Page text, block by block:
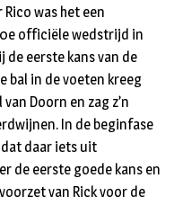
was het een
officiële wedstrijd in
de eerste kans van de
bal in de voeten kreeg
Doorn en zag z’n
In de beginfase
daar iets uit
de eerste goede kans en
van Rick voor de